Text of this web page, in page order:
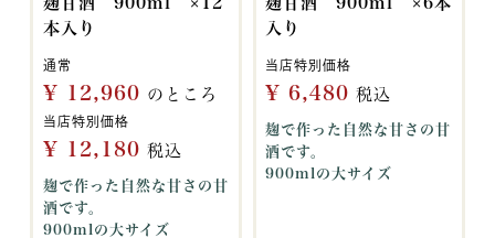
本入り
通常
¥ 12,960 のところ
当店特別価格
¥ 12,180 税込
麹で作った自然な甘さの甘
酒です。
900mlの大サイズ
入り
当店特別価格
¥ 6,480 税込
麹で作った自然な甘さの甘
酒です。
900mlの大サイズ